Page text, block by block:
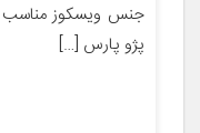
پژو پارس […]